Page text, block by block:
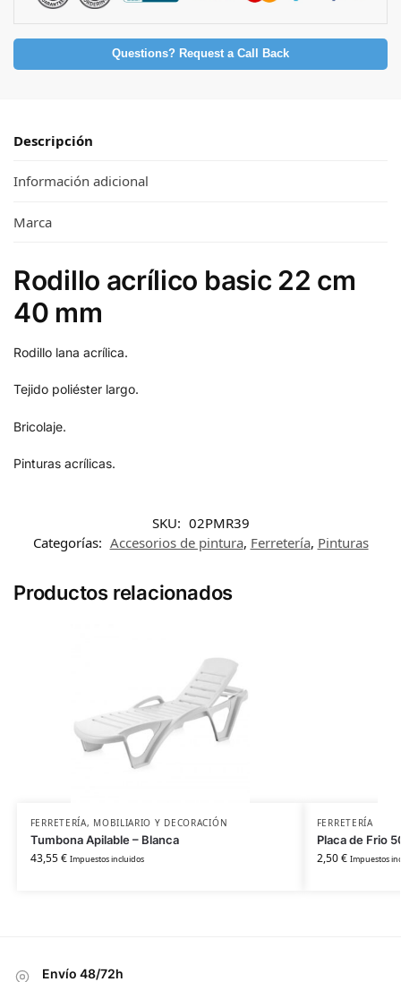
Questions? Request a Call Back
Descripción
Información adicional
Marca
Rodillo acrílico basic 22 cm
40 mm
Rodillo lana acrílica.
Tejido poliéster largo.
Bricolaje.
Pinturas acrílicas.
SKU: 02PMR39
Categorías: Accesorios de pintura, Ferretería, Pinturas
Productos relacionados
FERRETERÍA, MOBILIARIO Y DECORACIÓN
Tumbona Apilable – Blanca
43,55€ Impuestos incluidos
FERRETERÍA
Placa de Frio
2,50€ Impuestos
Envío 48/72h